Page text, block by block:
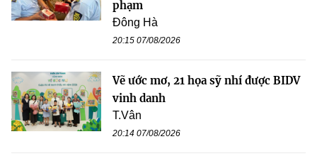
phạm
Đông Hà
20:15 07/08/2026
Vẽ ước mơ, 21 họa sỹ nhí được BIDV
vinh danh
T.Vân
20:14 07/08/2026